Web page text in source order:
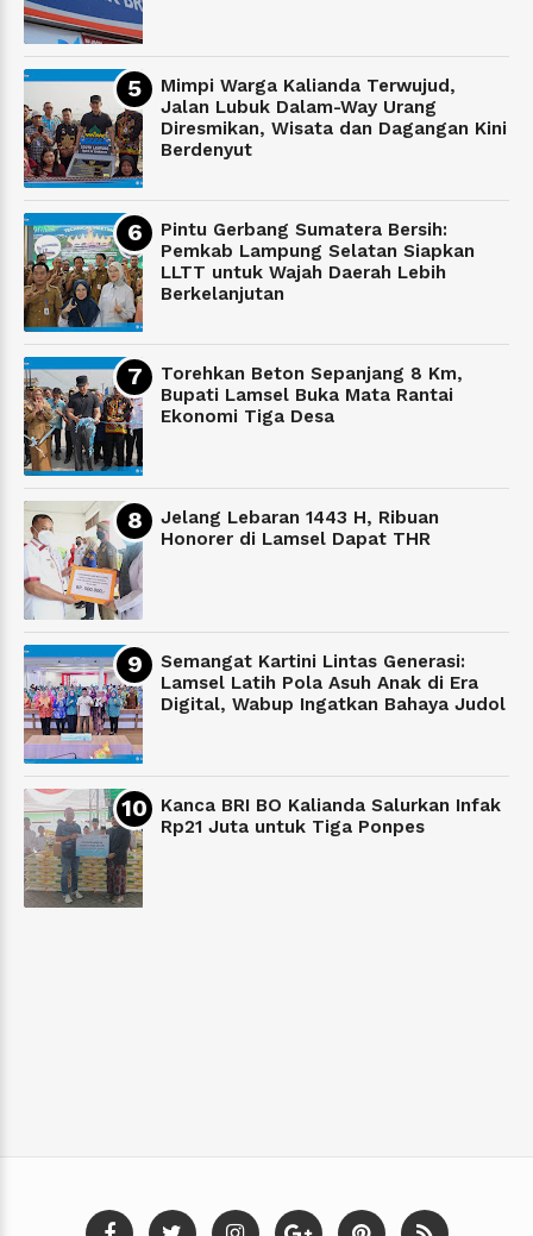
Mimpi Warga Kalianda Terwujud,
Jalan Lubuk Dalam-Way Urang
Diresmikan, Wisata dan Dagangan Kini
Berdenyut
Pintu Gerbang Sumatera Bersih:
Pemkab Lampung Selatan Siapkan
LLTT untuk Wajah Daerah Lebih
Berkelanjutan
Torehkan Beton Sepanjang 8 Km,
Bupati Lamsel Buka Mata Rantai
Ekonomi Tiga Desa
Jelang Lebaran 1443 H, Ribuan
Honorer di Lamsel Dapat THR
Semangat Kartini Lintas Generasi:
Lamsel Latih Pola Asuh Anak di Era
Digital, Wabup Ingatkan Bahaya Judol
Kanca BRI BO Kalianda Salurkan Infak
Rp21 Juta untuk Tiga Ponpes